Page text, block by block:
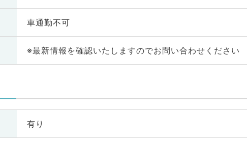
車通勤不可
※最新情報を確認いたしますのでお問い合わせください
有り